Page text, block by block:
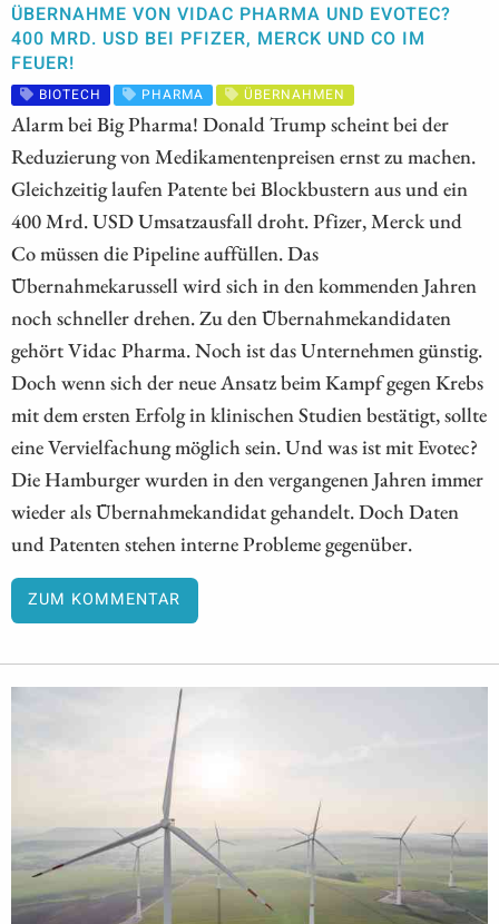
ÜBERNAHME VON VIDAC PHARMA UND EVOTEC?
400 MRD. USD BEI PFIZER, MERCK UND CO IM
FEUER!
BIOTECH PHARMA ÜBERNAHMEN
Alarm bei Big Pharma! Donald Trump scheint bei der
Reduzierung von Medikamentenpreisen ernst zu machen.
Gleichzeitig laufen Patente bei Blockbustern aus und ein
400 Mrd. USD Umsatzausfall droht. Pfizer, Merck und
Co müssen die Pipeline auffüllen. Das
Übernahmekarussell wird sich in den kommenden Jahren
noch schneller drehen. Zu den Übernahmekandidaten
gehört Vidac Pharma. Noch ist das Unternehmen günstig.
Doch wenn sich der neue Ansatz beim Kampf gegen Krebs
mit dem ersten Erfolg in klinischen Studien bestätigt, sollte
eine Vervielfachung möglich sein. Und was ist mit Evotec?
Die Hamburger wurden in den vergangenen Jahren immer
wieder als Übernahmekandidat gehandelt. Doch Daten
und Patenten stehen interne Probleme gegenüber.
ZUM KOMMENTAR